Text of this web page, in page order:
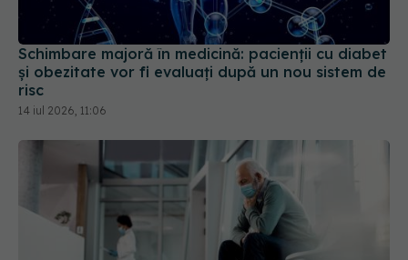
Schimbare majoră în medicină: pacienții cu diabet
și obezitate vor fi evaluați după un nou sistem de
risc
14 iul 2026, 11:06